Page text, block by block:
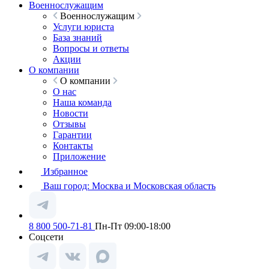
Военнослужащим
Военнослужащим
Услуги юриста
База знаний
Вопросы и ответы
Акции
О компании
О компании
О нас
Наша команда
Новости
Отзывы
Гарантии
Контакты
Приложение
Избранное
Ваш город: Москва и Московская область
8 800 500-71-81 Пн-Пт 09:00-18:00
Соцсети